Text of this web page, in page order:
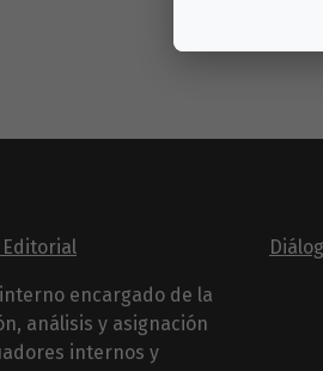
Editorial
encargado de la
análisis y asignación
internos y